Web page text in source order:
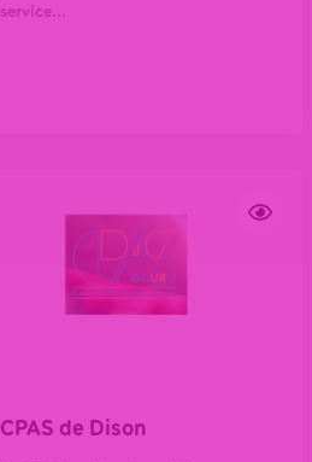
service...
CPAS de Dison